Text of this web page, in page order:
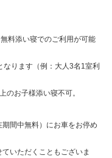
料添い寝でのご利用が可能
ります（例：大人3名1室利
のお子様添い寝不可。
間中無料）にお車をお停め
いただくこともございま